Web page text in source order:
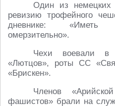
Один из немецких
ревизию трофейного
дневнике: «Иметь
омерзительно».
Чехи воевали в
«Лютцов», роты СС
«Брискен».
Членов
фашистов» брали на